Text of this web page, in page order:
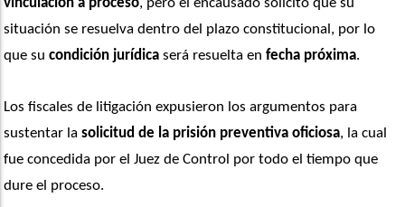
vinculación a proceso, pero el encausado solicitó que su
situación se resuelva dentro del plazo constitucional, por lo
que su condición jurídica será resuelta en fecha próxima.
Los fiscales de litigación expusieron los argumentos para
sustentar la solicitud de la prisión preventiva oficiosa, la cual
fue concedida por el Juez de Control por todo el tiempo que
dure el proceso.